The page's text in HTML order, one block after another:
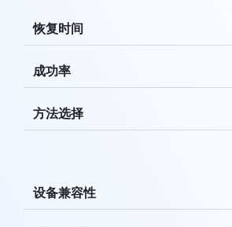
恢复时间
成功率
方法选择
设备兼容性